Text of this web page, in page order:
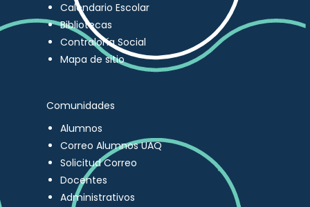
Calendario Escolar
Bibliotecas
Contraloría Social
Mapa de sitio
Comunidades
Alumnos
Correo Alumnos UAQ
Solicitud Correo
Docentes
Administrativos